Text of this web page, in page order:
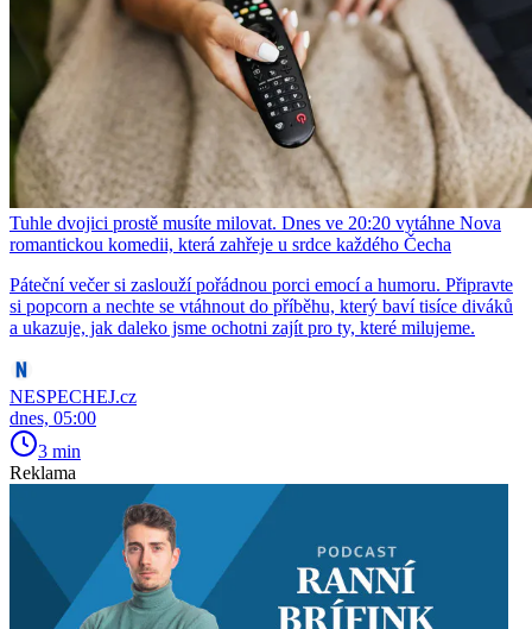
Tuhle dvojici prostě musíte milovat. Dnes ve 20:20 vytáhne Nova
romantickou komedii, která zahřeje u srdce každého Čecha
Páteční večer si zaslouží pořádnou porci emocí a humoru. Připravte
si popcorn a nechte se vtáhnout do příběhu, který baví tisíce diváků
a ukazuje, jak daleko jsme ochotni zajít pro ty, které milujeme.
NESPECHEJ.cz
dnes, 05:00
3 min
Reklama